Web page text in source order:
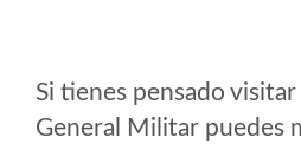
Si tienes pensado visitar
General Militar puedes